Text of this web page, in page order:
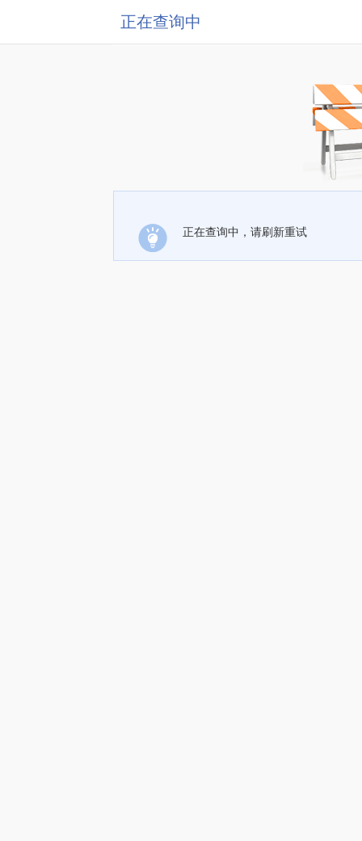
正在查询中
正在查询中，请刷新重试